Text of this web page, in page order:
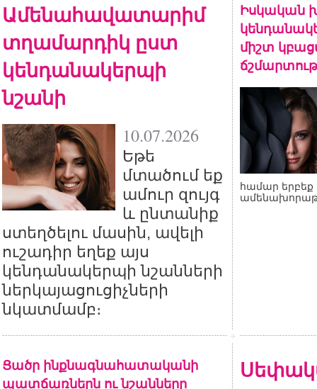
Ամենահավատարիմ
տղամարդիկ ըստ
կենդանակերպի
նշանի
10.07.2026
Եթե
մտածում եք
ամուր զույգ
և ընտանիք
ստեղծելու մասին, ավելի
ուշադիր եղեք այս
կենդանակերպի նշանների
ներկայացուցիչների
նկատմամբ։
Իսկական
միշտ
համար երբեք
Ցածր ինքնագնահատականի
պատճառներն ու նշանները